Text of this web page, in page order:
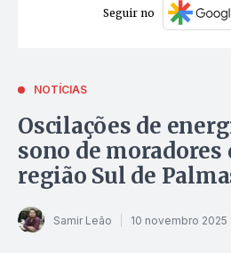
Seguir no
NOTÍCIAS
Oscilações de
sono de moradores
região Sul de
Samir Leão 10 novembro 2025